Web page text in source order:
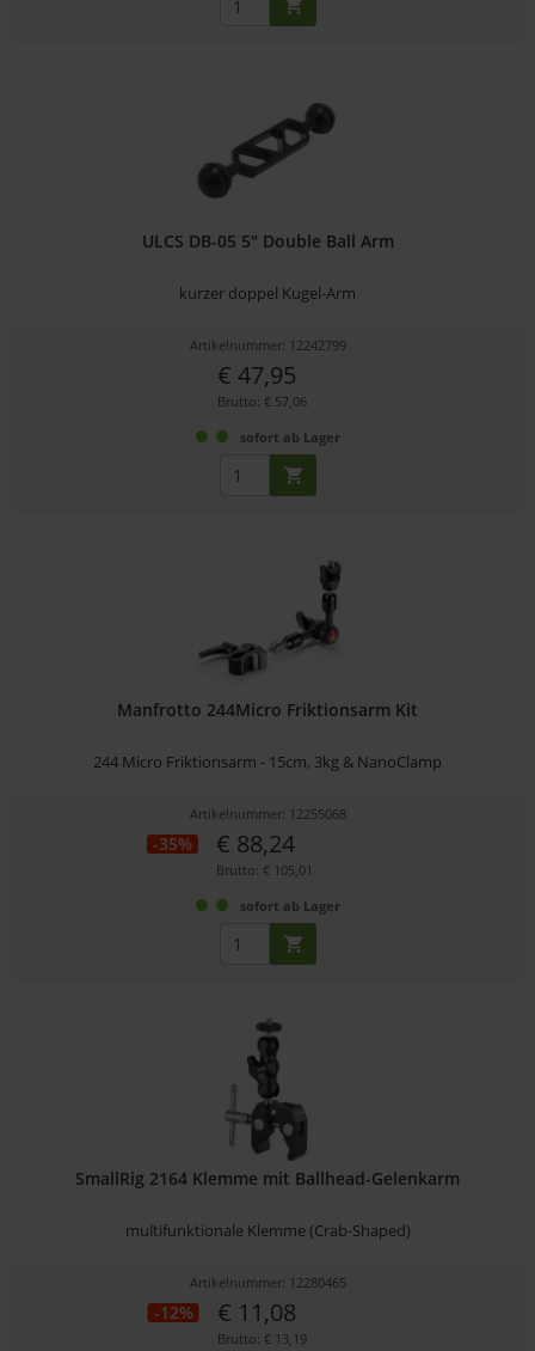
ULCS DB-05 5" Double Ball Arm
kurzer doppel Kugel-Arm
Artikelnummer: 12242799
€ 47,95
Brutto: € 57,06
sofort ab Lager
Manfrotto 244Micro Friktionsarm Kit
244 Micro Friktionsarm - 15cm, 3kg & NanoClamp
Artikelnummer: 12255068
-35% € 88,24
Brutto: € 105,01
sofort ab Lager
SmallRig 2164 Klemme mit Ballhead-Gelenkarm
multifunktionale Klemme (Crab-Shaped)
Artikelnummer: 12280465
-12% € 11,08
Brutto: € 13,19